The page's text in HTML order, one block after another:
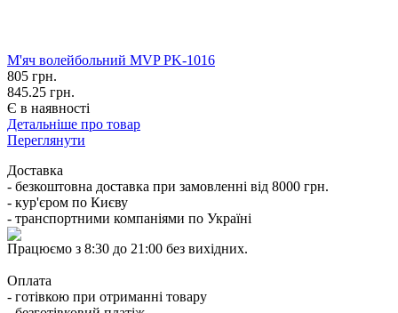
М'яч волейбольний MVP PK-1016
805 грн.
845.25 грн.
Є в наявності
Детальніше про товар
Переглянути
Доставка
- безкоштовна доставка при замовленні від 8000 грн.
- кур'єром по Києву
- транспортними компаніями по Україні
Працюємо з 8:30 до 21:00 без вихідних.
Оплата
- готівкою при отриманні товару